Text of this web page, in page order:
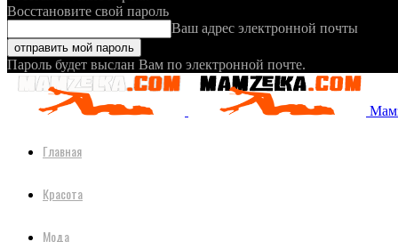
Восстановите свой пароль
Ваш адрес электронной почты
Пароль будет выслан Вам по электронной почте.
Главная
Красота
Мода